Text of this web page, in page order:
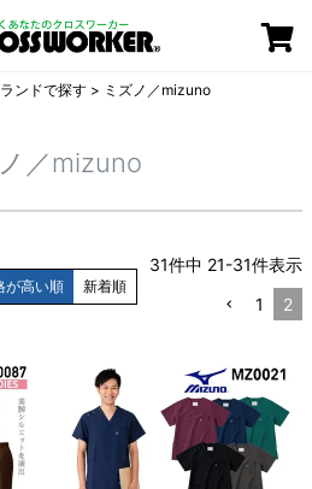
ンドで探す ミズノ／mizuno
／mizuno
が高い順 新着順
31件中 21-31件表示
1
2